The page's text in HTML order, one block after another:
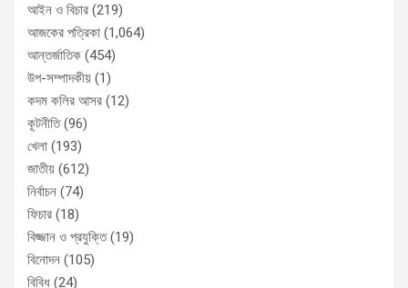
আইন ও বিচার (219)
আজকের পত্রিকা (1,064)
আন্তর্জাতিক (454)
উপ-সম্পাদকীয় (1)
কদম কলির আসর (12)
কূটনীতি(96)
খেলা (193)
জাতীয় (612)
নির্বাচন (74)
ফিচার (18)
বিজ্জান ও প্রযুক্তি(19)
বিনোদন (105)
বিবিধ (24)